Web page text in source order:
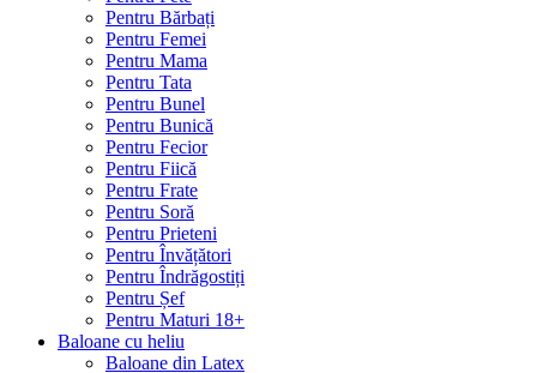
Pentru Bărbați
Pentru Femei
Pentru Mama
Pentru Tata
Pentru Bunel
Pentru Bunică
Pentru Fecior
Pentru Fiică
Pentru Frate
Pentru Soră
Pentru Prieteni
Pentru Învățători
Pentru Îndrăgostiți
Pentru Șef
Pentru Maturi 18+
Baloane cu heliu
Baloane din Latex